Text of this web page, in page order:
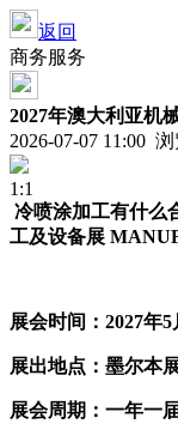
返回
商务服务
2027年澳大利亚机
2026-07-07 11:00 浏
1:1
冷喷涂加工有什么
工及设备展
展会时间 ： 2027年5
展出地点 ： 墨尔本
展会周期 ： 一年一